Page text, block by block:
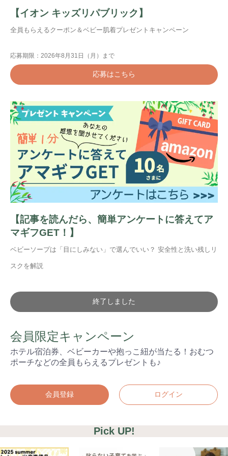
【イオン キッズリパブリック】
全員もらえるクーポン＆ベビー肌着プレゼントキャンペーン
応募期限：2026年8月31日（月）まで
応募はこちら
【記事を読んだら、簡単アンケートに答えてア
マギフGET！】
ベビーソープは「目にしみない」で選んでいい？ 安全性と洗い残しリ
スクを解説
終了しました
会員限定キャンペーン
ホテル宿泊券、ベビーカーや抱っこ紐が当たる！おむつ
ポーチなどの全員もらえるプレゼントも♪
会員登録 ログイン
Pick UP!